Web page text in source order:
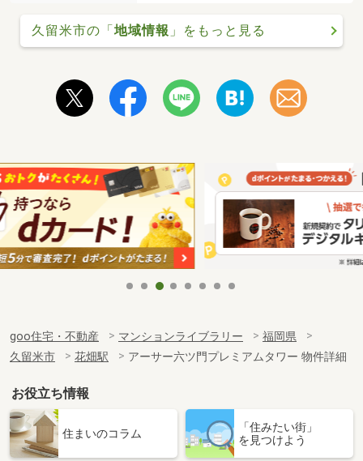
久留米市の「地域情報 」をもっと見る
goo住宅・不動産 マンションライブラリー
福岡県
久留米市
花畑駅 アーサー六ツ門プレミアムタワー 物件詳細
お役立ち情報
住まいのコラム
「住みたい街」
を見つけよう